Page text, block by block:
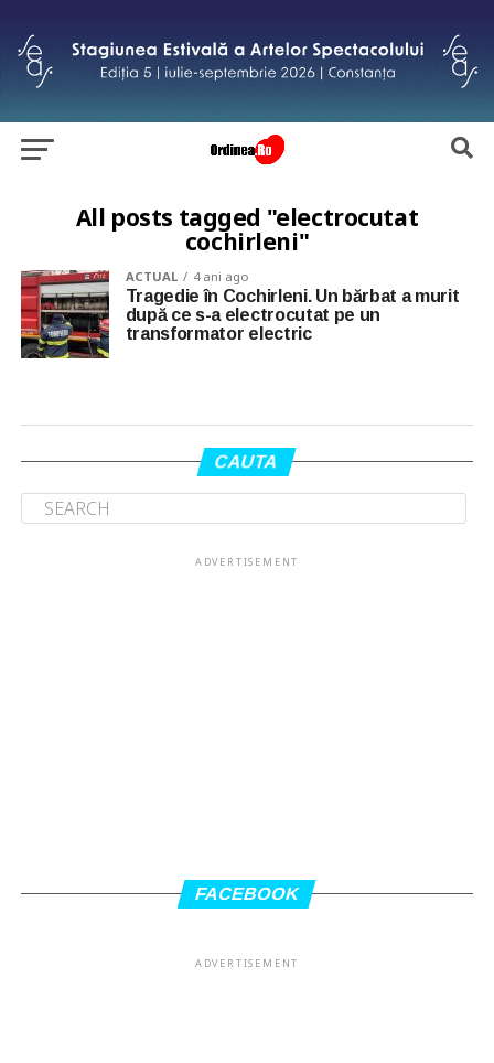
All posts tagged "electrocutat
cochirleni"
ACTUAL 4 ani ago
Tragedie în Cochirleni. Un bărbat a murit
după ce s-a electrocutat pe un
transformator electric
CAUTA
ADVERTISEMENT
FACEBOOK
ADVERTISEMENT